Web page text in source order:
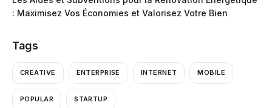
: Maximisez Vos Économies et Valorisez Votre Bien
Tags
CREATIVE ENTERPRISE INTERNET MOBILE
POPULAR STARTUP